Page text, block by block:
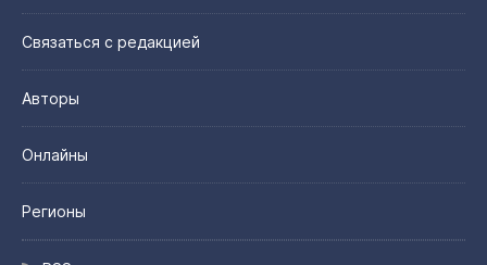
Связаться с редакцией
Авторы
Онлайны
Регионы